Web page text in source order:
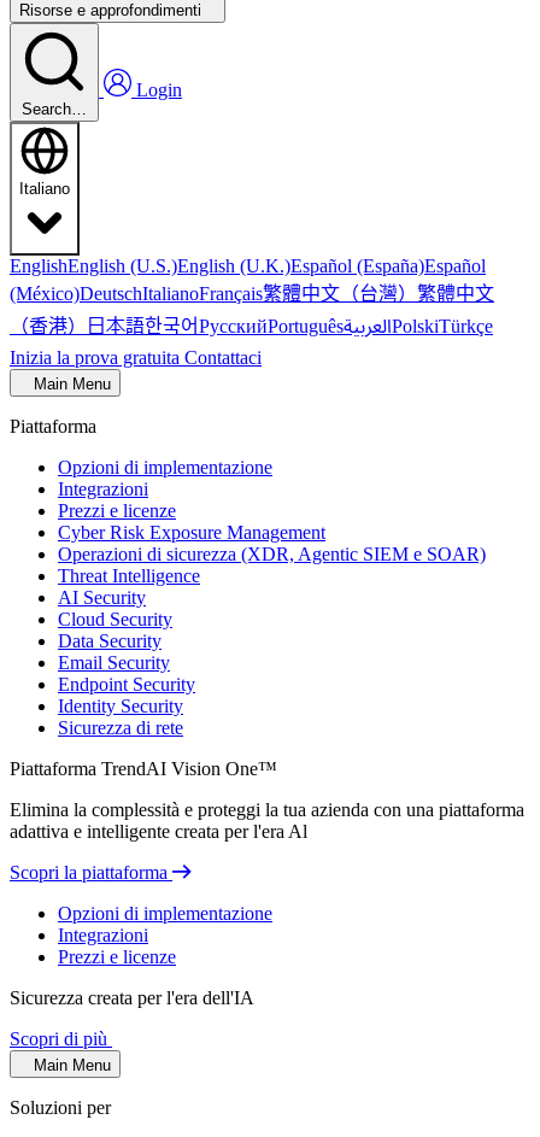
Risorse e approfondimenti
Search…
Login
Italiano
EnglishEnglish (U.S.)English (U.K.)Español (España)Español
(México)DeutschItalianoFrançais繁體中文（台灣） 繁體中文
（香港） 日本語한국어РусскийPortuguêsالعربيةPolskiTürkçe
Inizia la prova gratuita Contattaci
Main Menu
Piattaforma
Opzioni di implementazione
Integrazioni
Prezzi e licenze
Cyber Risk Exposure Management
Operazioni di sicurezza (XDR, Agentic SIEM e SOAR)
Threat Intelligence
AI Security
Cloud Security
Data Security
Email Security
Endpoint Security
Identity Security
Sicurezza di rete
Piattaforma TrendAI Vision One™
Elimina la complessità e proteggi la tua azienda con una piattaforma
adattiva e intelligente creata per l'era Al
Scopri la piattaforma
Opzioni di implementazione
Integrazioni
Prezzi e licenze
Sicurezza creata per l'era dell'IA
Scopri di più
Main Menu
Soluzioni per